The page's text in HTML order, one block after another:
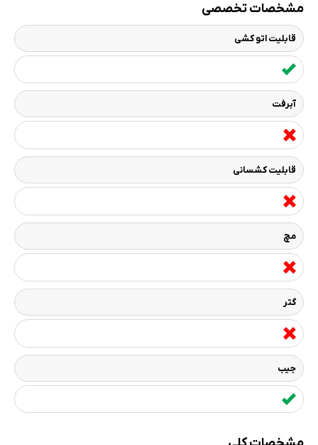
مشخصات تخصصی
قابلیت اتو کشی
آبرفت
قابلیت کشسانی
مچ
گتر
جیب